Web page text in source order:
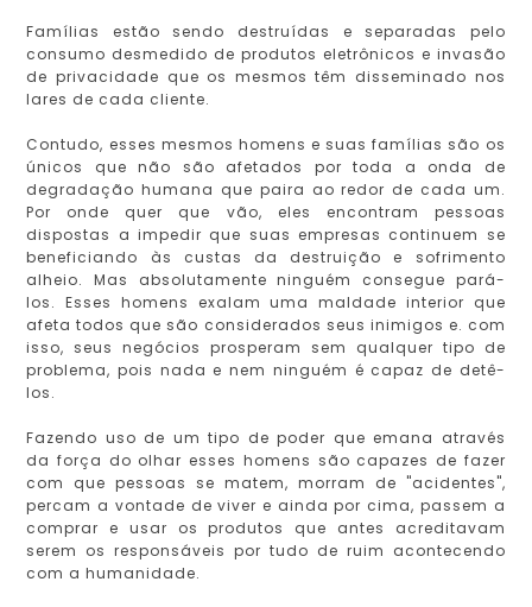
Famílias estão sendo destruídas e separadas pelo
consumo desmedido de produtos eletrônicos e invasão
de privacidade que os mesmos têm disseminado nos
lares de cada cliente.
Contudo, esses mesmos homens e suas famílias são os
únicos que não são afetados por toda a onda de
degradação humana que paira ao redor de cada um.
Por onde quer que vão, eles encontram pessoas
dispostas a impedir que suas empresas continuem se
beneficiando às custas da destruição e sofrimento
alheio. Mas absolutamente ninguém consegue pará-
los. Esses homens exalam uma maldade interior que
afeta todos que são considerados seus inimigos e. com
isso, seus negócios prosperam sem qualquer tipo de
problema, pois nada e nem ninguém é capaz de detê-
los.
Fazendo uso de um tipo de poder que emana através
da força do olhar esses homens são capazes de fazer
com que pessoas se matem, morram de "acidentes",
percam a vontade de viver e ainda por cima, passem a
comprar e usar os produtos que antes acreditavam
serem os responsáveis por tudo de ruim acontecendo
com a humanidade.